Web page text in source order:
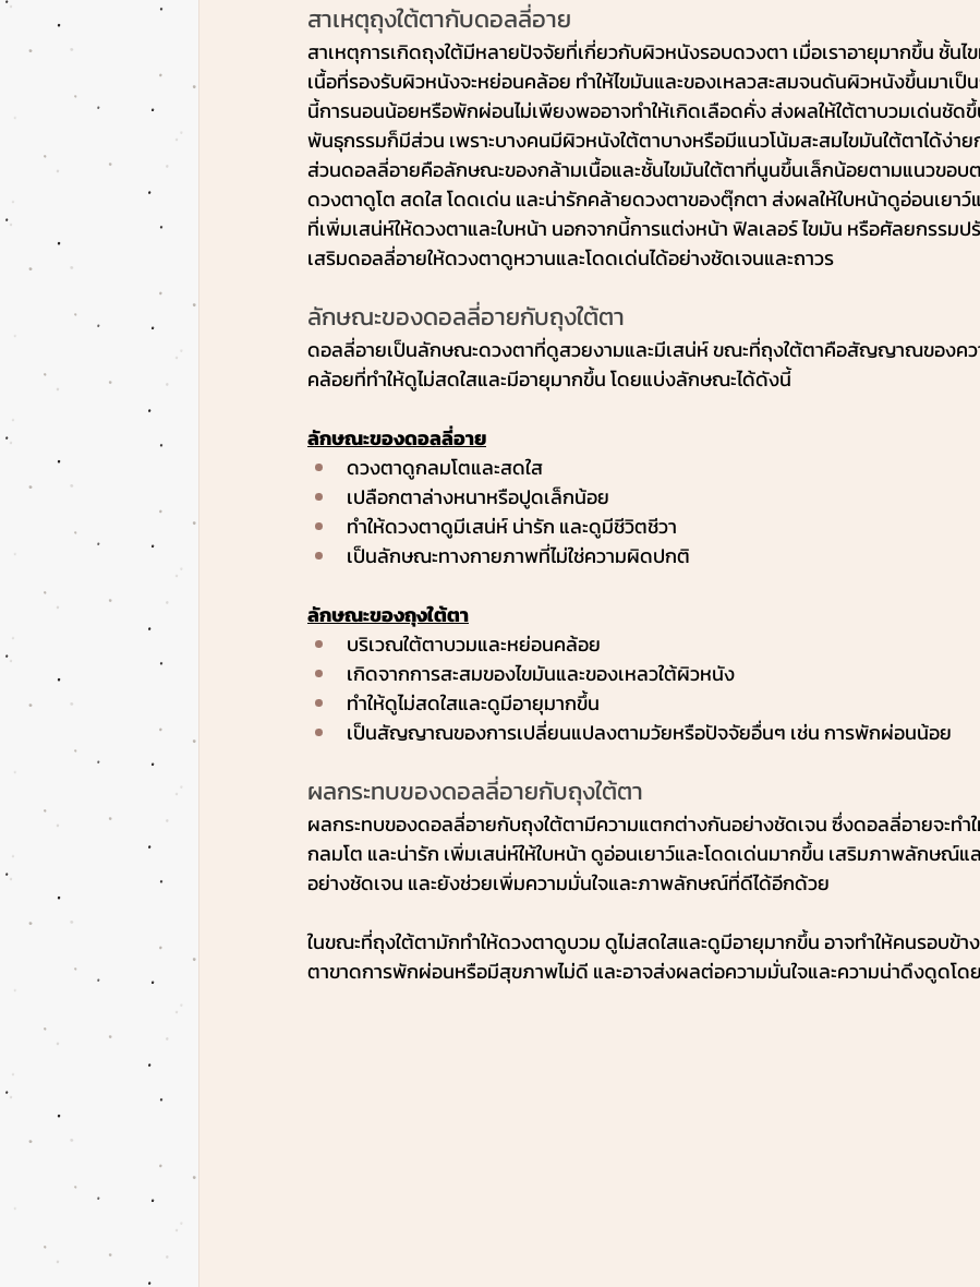
สาเหตุถุงใต้ตากับดอลลี่อาย
สาเหตุการเกิดถุงใต้มีหลายปัจจัยที่เกี่ยวกับผิวหนังรอบดวงตา เมื่อเราอายุมากขึ้น ชั้นไ
เนื้อที่รองรับผิวหนังจะหย่อนคล้อย ทำให้ไขมันและของเหลวสะสมจนดันผิวหนังขึ้นมาเป็
นี้การนอนน้อยหรือพักผ่อนไม่เพียงพออาจทำให้เกิดเลือดคั่ง ส่งผลให้ใต้ตาบวมเด่นชัด
พันธุกรรมก็มีส่วน เพราะบางคนมีผิวหนังใต้ตาบางหรือมีแนวโน้มสะสมไขมันใต้ตาได้ง่า
ส่วนดอลลี่อายคือลักษณะของกล้ามเนื้อและชั้นไขมันใต้ตาที่นูนขึ้นเล็กน้อยตามแนวขอบต
ดวงตาดูโต สดใส โดดเด่น และน่ารักคล้ายดวงตาของตุ๊กตา ส่งผลให้ใบหน้าดูอ่อนเยาว์
ที่เพิ่มเสน่ห์ให้ดวงตาและใบหน้า นอกจากนี้การแต่งหน้า ฟิลเลอร์ ไขมัน หรือศัลยกรรม
เสริมดอลลี่อายให้ดวงตาดูหวานและโดดเด่นได้อย่างชัดเจนและถาวร
ลักษณะของดอลลี่อายกับถุงใต้ตา
ดอลลี่อายเป็นลักษณะดวงตาที่ดูสวยงามและมีเสน่ห์ ขณะที่ถุงใต้ตาคือสัญญาณของคว
คล้อยที่ทำให้ดูไม่สดใสและมีอายุมากขึ้น โดยแบ่งลักษณะได้ดังนี้
ลักษณะของดอลลี่อาย
ดวงตาดูกลมโตและสดใส
เปลือกตาล่างหนาหรือปูดเล็กน้อย
ทำให้ดวงตาดูมีเสน่ห์ น่ารัก และดูมีชีวิตชีวา
เป็นลักษณะทางกายภาพที่ไม่ใช่ความผิดปกติ
ลักษณะของถุงใต้ตา
บริเวณใต้ตาบวมและหย่อนคล้อย
เกิดจากการสะสมของไขมันและของเหลวใต้ผิวหนัง
ทำให้ดูไม่สดใสและดูมีอายุมากขึ้น
เป็นสัญญาณของการเปลี่ยนแปลงตามวัยหรือปัจจัยอื่นๆ เช่น การพักผ่อนน้อย
ผลกระทบของดอลลี่อายกับถุงใต้ตา
ผลกระทบของดอลลี่อายกับถุงใต้ตามีความแตกต่างกันอย่างชัดเจน ซึ่งดอลลี่อายจะทำ
กลมโต และน่ารัก เพิ่มเสน่ห์ให้ใบหน้า ดูอ่อนเยาว์และโดดเด่นมากขึ้น เสริมภาพลักษณ์แ
อย่างชัดเจน และยังช่วยเพิ่มความมั่นใจและภาพลักษณ์ที่ดีได้อีกด้วย
ในขณะที่ถุงใต้ตามักทำให้ดวงตาดูบวม ดูไม่สดใสและดูมีอายุมากขึ้น อาจทำให้คนรอบข้า
ตาขาดการพักผ่อนหรือมีสุขภาพไม่ดี และอาจส่งผลต่อความมั่นใจและความน่าดึงดูดโด